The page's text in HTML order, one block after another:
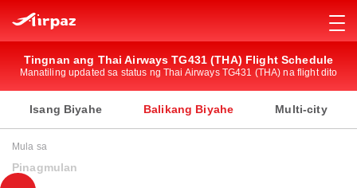
Tingnan ang Thai Airways TG431 (THA) Flight Schedule
Manatiling updated sa status ng Thai Airways TG431 (THA) na flight dito
Isang Biyahe Balikang Biyahe Multi-city
Mula sa
Pinagmulan